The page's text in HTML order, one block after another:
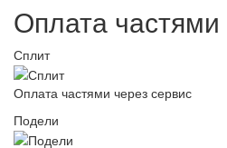
Оплата
Сплит
Оплата частями через сервис
Подели